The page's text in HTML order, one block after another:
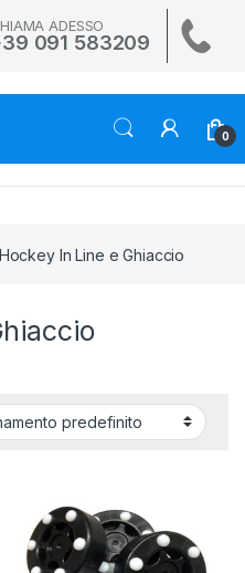
ADESSO
091 583209
0
Hockey In Line e Ghiaccio